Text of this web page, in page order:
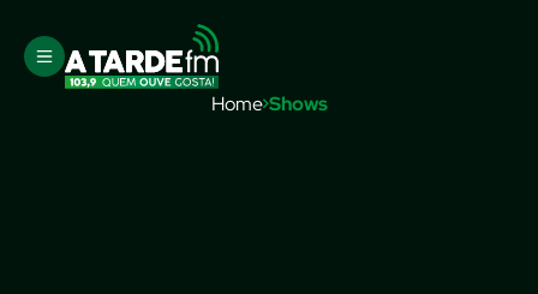
Home Shows